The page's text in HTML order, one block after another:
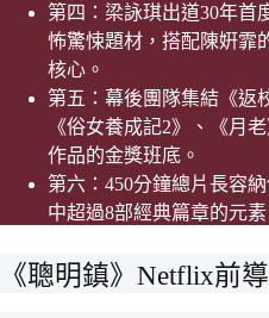
第四：梁詠琪出道30年首
怖驚悚題材，搭配陳姸霏
核心。
第五：幕後團隊集結《返
《俗女養成記2》、《月
作品的金獎班底。
第六：450分鐘總片長容
中超過8部經典篇章的元素
《聰明鎮》Netflix前